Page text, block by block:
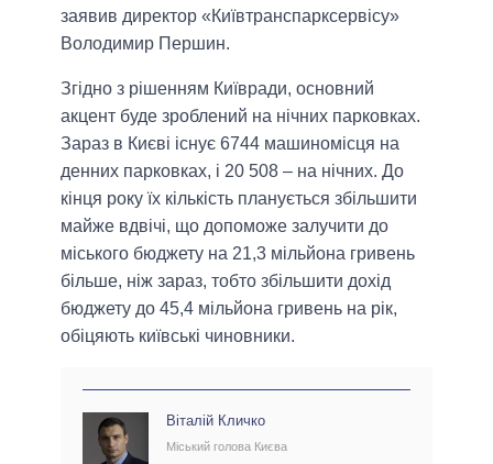
заявив директор «Київтранспарксервісу»
Володимир Першин.
Згідно з рішенням Київради, основний
акцент буде зроблений на нічних парковках.
Зараз в Києві існує 6744 машиномісця на
денних парковках, і 20 508 – на нічних. До
кінця року їх кількість планується збільшити
майже вдвічі, що допоможе залучити до
міського бюджету на 21,3 мільйона гривень
більше, ніж зараз, тобто збільшити дохід
бюджету до 45,4 мільйона гривень на рік,
обіцяють київські чиновники.
Віталій Кличко
Міський голова Києва